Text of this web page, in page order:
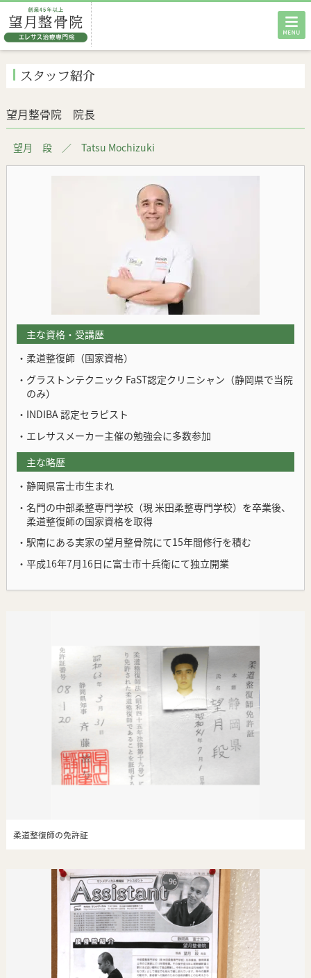
スタッフ紹介
望月整骨院 院長
望月 段 ／ Tatsu Mochizuki
主な資格・受講歴
・柔道整復師（国家資格）
・グラストンテクニック FaST認定クリニシャン（静岡県で当院
のみ）
・INDIBA 認定セラピスト
・エレサスメーカー主催の勉強会に多数参加
主な略歴
・静岡県富士市生まれ
・名門の中部柔整専門学校（現 米田柔整専門学校）を卒業後、
柔道整復師の国家資格を取得
・駅南にある実家の望月整骨院にて15年間修行を積む
・平成16年7月16日に富士市十兵衛にて独立開業
柔道整復師の免許証
エレサス治療
交通事故外来
料金・メニュー